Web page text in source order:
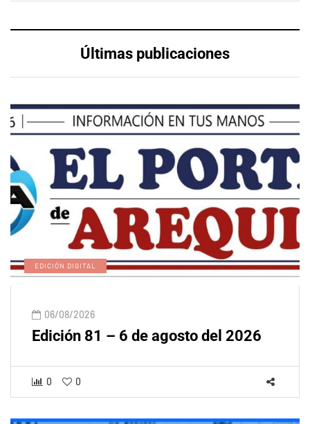
Últimas publicaciones
EDICIÓN DIGITAL
06/08/2026
Edición 81 – 6 de agosto del 2026
0 0